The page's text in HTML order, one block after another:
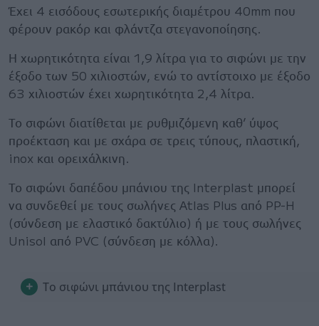
Έχει 4 εισόδους εσωτερικής διαμέτρου 40mm που
φέρουν ρακόρ και φλάντζα στεγανοποίησης.
Η χωρητικότητα είναι 1,9 λίτρα για το σιφώνι με την
έξοδο των 50 χιλιοστών, ενώ το αντίστοιχο με έξοδο
63 χιλιοστών έχει χωρητικότητα 2,4 λίτρα.
Το σιφώνι διατίθεται με ρυθμιζόμενη καθ’ ύψος
προέκταση και με σχάρα σε τρεις τύπους, πλαστική,
inox και ορειχάλκινη.
Το σιφώνι δαπέδου μπάνιου της Interplast μπορεί
να συνδεθεί με τους σωλήνες Atlas Plus από PP-H
(σύνδεση με ελαστικό δακτύλιο) ή με τους σωλήνες
Unisol από PVC (σύνδεση με κόλλα).
Το σιφώνι μπάνιου της Interplast